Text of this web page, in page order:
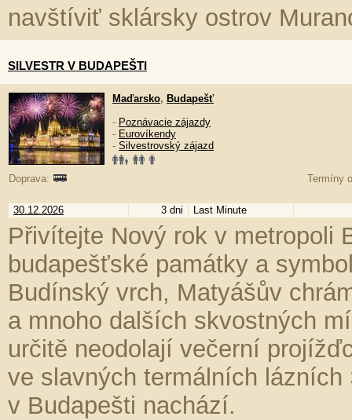
navštíviť sklársky ostrov
SILVESTR V BUDAPEŠTI
Maďarsko, Budapešť
- Poznávacie zájazdy
- Eurovíkendy
- Silvestrovský zájazd
Doprava: Termíny
30.12.2026 3 dni Last Minute
Přivítejte Nový rok v metropoli
budapešťské památky a
Budínský vrch, Matyášův
a mnoho dalších skvostných
určitě neodolají večerní
ve slavných termálních
v Budapešti nachází.